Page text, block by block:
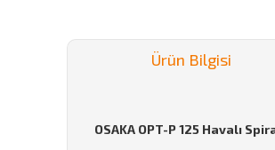
Ürün Bilgisi
OSAKA OPT-P 125 Havalı